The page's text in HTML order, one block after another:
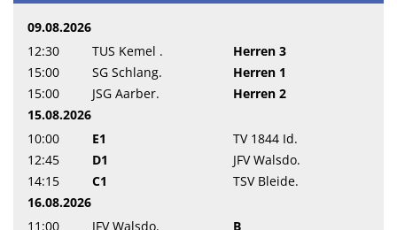
09.08.2026
12:30
TUS Kemel .
Herren 3
15:00
SG Schlang.
Herren 1
15:00
JSG Aarber.
Herren 2
15.08.2026
10:00
E1
TV 1844 Id.
12:45
D1
JFV Walsdo.
14:15
C1
TSV Bleide.
16.08.2026
11:00
JFV Walsdo.
B